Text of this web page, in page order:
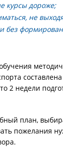
курсы дороже;
не
без
2 недели
план,
пожелания